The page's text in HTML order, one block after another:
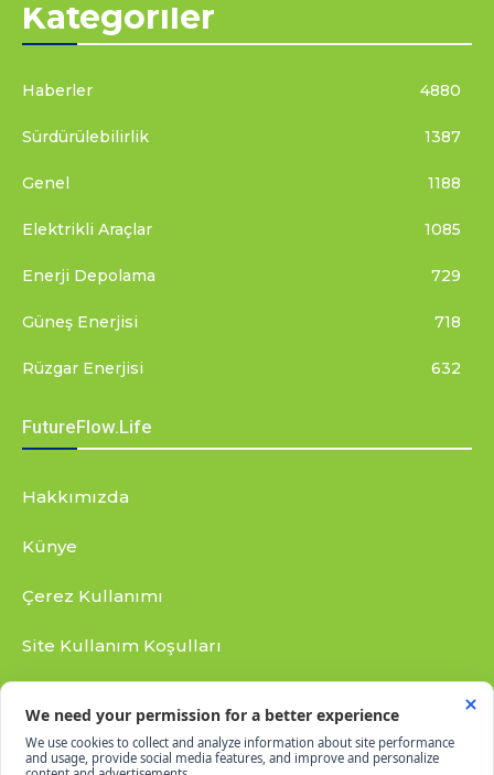
Kategoriler
Haberler 4880
Sürdürülebilirlik 1387
Genel 1188
Elektrikli Araçlar 1085
Enerji Depolama 729
Güneş Enerjisi 718
Rüzgar Enerjisi 632
FutureFlow.Life
Hakkımızda
Künye
Çerez Kullanımı
Site Kullanım Koşulları
RSS